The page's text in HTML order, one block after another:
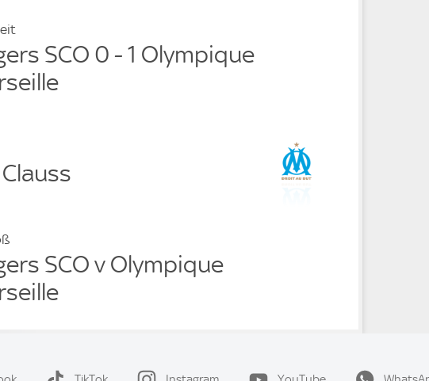
SCO 0 - 1 Olympique
SCO v Olympique